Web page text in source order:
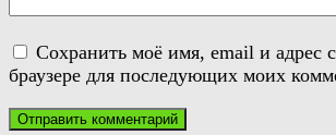
Сохранить моё имя, email и адрес
браузере для последующих моих